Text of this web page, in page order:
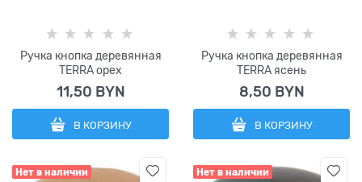
Ручка кнопка деревянная
TERRA орех
11,50 BYN
В КОРЗИНУ
Ручка кнопка деревянная
TERRA ясень
8,50 BYN
В КОРЗИНУ
Нет в наличии Нет в наличии